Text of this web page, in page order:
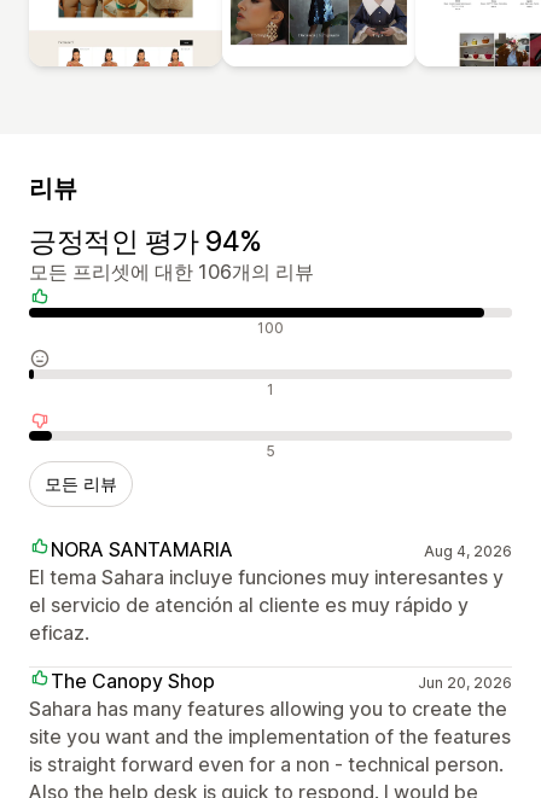
리뷰
긍정적인 평가 94%
모든 프리셋에 대한 106개의 리뷰
긍정적인 리뷰 100
중립적인 리뷰 1
부정적인 리뷰 5
모든 리뷰
NORA SANTAMARIA Aug 4, 2026
El tema Sahara incluye funciones muy interesantes y
el servicio de atención al cliente es muy rápido y
eficaz.
The Canopy Shop
Jun 20, 2026
Sahara has many features allowing you to create the
site you want and the implementation of the features
is straight forward even for a non - technical person.
Also the help desk is quick to respond. I would be